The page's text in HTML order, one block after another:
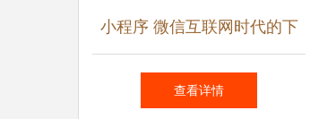
小程序 微信互联网时代的下
一个App——重构互联网信息
查看详情